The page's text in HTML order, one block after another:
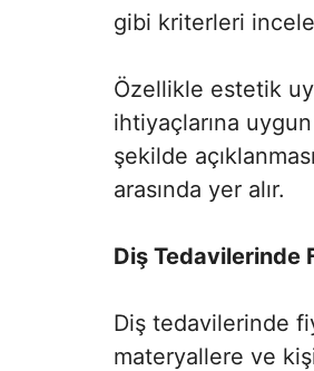
gibi kriterleri
Özellikle estetik
ihtiyaçlarına
şekilde
arasında yer alır.
Diş Tedavilerinde
Diş tedavilerinde
materyallere ve